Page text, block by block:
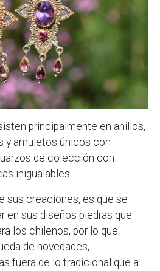
principalmente en anillos,
y amuletos únicos con
de colección con
inigualables.
sus creaciones, es que se
en sus diseños piedras que
los chilenos, por lo que
de novedades,
fuera de lo tradicional que a